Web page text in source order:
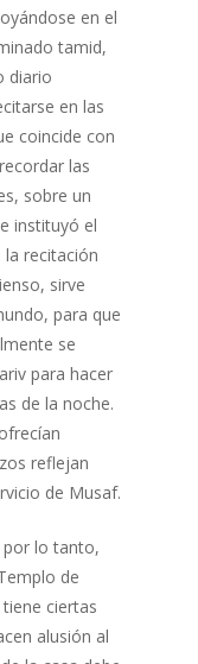
en el
tamid,
diario
en las
coincide con
las
sobre un
instituyó el
la recitación
sirve
para que
se
para hacer
de la noche.
reflejan
de Musaf.
por lo tanto,
de
ciertas
alusión al